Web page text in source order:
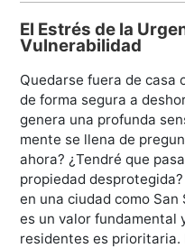
El Estrés de la
Vulnerabilidad
Quedarse fuera de casa
de forma segura a
genera una profunda
mente se llena de
ahora? ¿Tendré que
propiedad
en una ciudad como
es un valor fundamental
residentes es